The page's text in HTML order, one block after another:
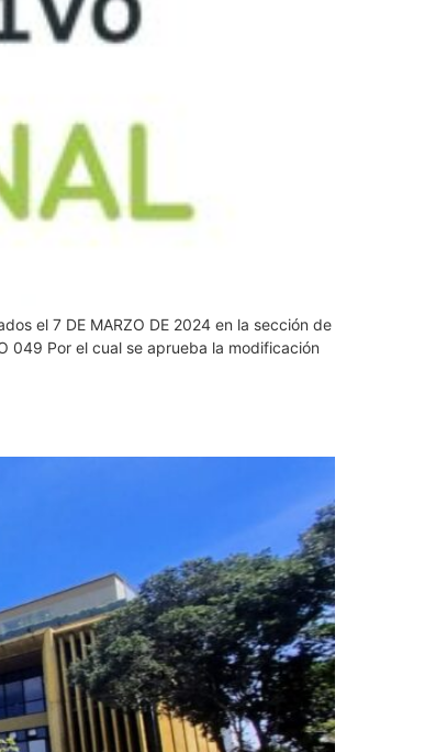
el 7 DE MARZO DE 2024 en la sección de
049 Por el cual se aprueba la modificación